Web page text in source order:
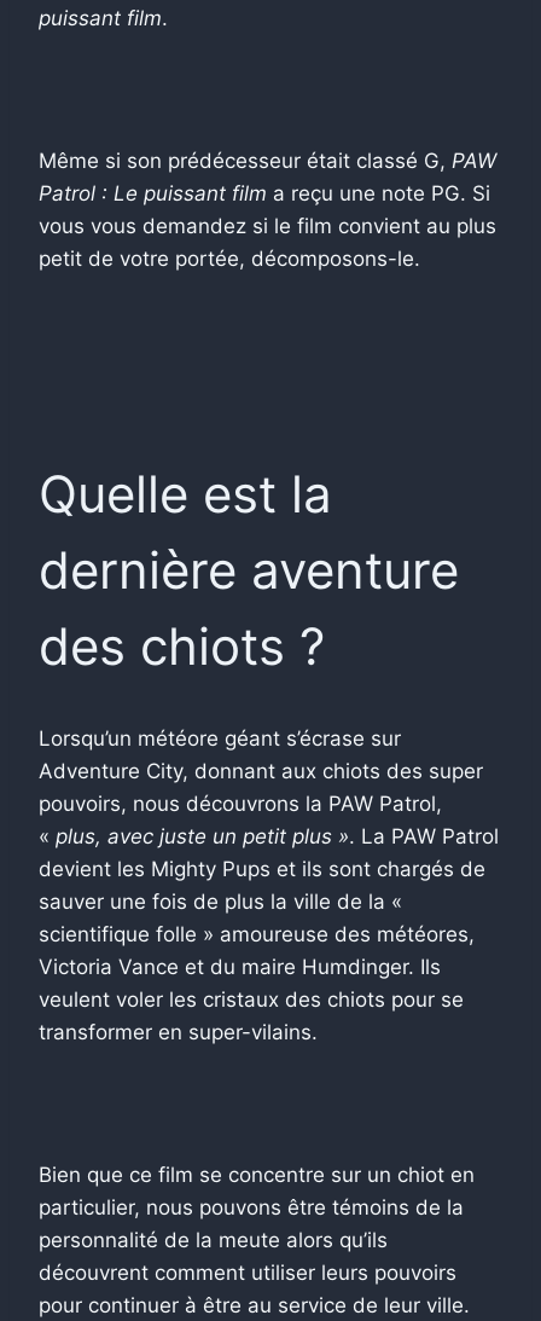
puissant film.
Même si son prédécesseur était classé G, PAW
Patrol : Le puissant film a reçu une note PG. Si
vous vous demandez si le film convient au plus
petit de votre portée, décomposons-le.
Quelle est la
dernière aventure
des chiots ?
Lorsqu’un météore géant s’écrase sur
Adventure City, donnant aux chiots des super
pouvoirs, nous découvrons la PAW Patrol,
« plus, avec juste un petit plus ». La PAW Patrol
devient les Mighty Pups et ils sont chargés de
sauver une fois de plus la ville de la «
scientifique folle » amoureuse des météores,
Victoria Vance et du maire Humdinger. Ils
veulent voler les cristaux des chiots pour se
transformer en super-vilains.
Bien que ce film se concentre sur un chiot en
particulier, nous pouvons être témoins de la
personnalité de la meute alors qu’ils
découvrent comment utiliser leurs pouvoirs
pour continuer à être au service de leur ville.